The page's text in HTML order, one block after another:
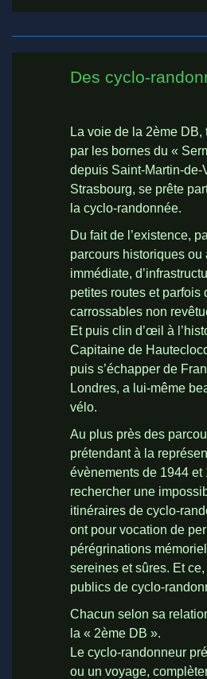
Des cyclo-
La voie de la 2ème
par les bornes du «
depuis Saint-Martin-de-
Strasbourg, se prête
la cyclo-randonnée.
Du fait de l’existence,
parcours historiques ou
immédiate,
petites routes et parfois
carrossables non
Et puis clin d’œil à
Capitaine de
puis s’échapper de
Londres, a lui-même
vélo.
Au plus près des
prétendant à la
évènements de 1944 et
rechercher une
itinéraires de cyclo-
ont pour vocation de
pérégrinations
sereines et sûres. Et
publics de cyclo-
Chacun selon sa
la « 2ème DB ».
Le cyclo-randonneur
ou un voyage,